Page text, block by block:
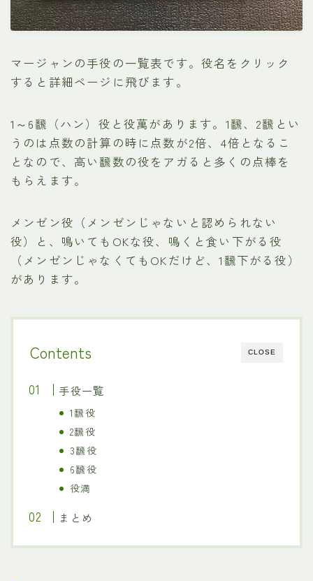
お問い合わせ
マージャンの手役の一覧表です。役名をクリック
すると詳細ページに飛びます。
1～6飜（ハン）役と役萬があります。1飜、2飜とい
うのは点数の計算の時に点数が2倍、4倍となるこ
となので、高い飜数の役をアガると多くの点棒を
もらえます。
メンゼン役（メンゼンじゃないと認められない
役）と、鳴いてもOKな役、鳴くと食い下がる役
（メンゼンじゃなくてもOKだけど、1飜下がる役）
があります。
CLOSE
Contents
手役一覧
1飜役
2飜役
3飜役
6飜役
役満
まとめ